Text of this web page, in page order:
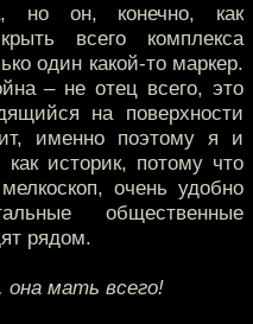
но он, конечно, как
всего комплекса
один какой-то маркер.
– не отец всего, это
на поверхности
именно поэтому я и
историк, потому что
очень удобно
общественные
рядом.
она мать всего!